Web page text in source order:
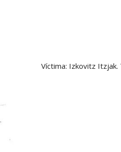
Víctima: Izkovitz